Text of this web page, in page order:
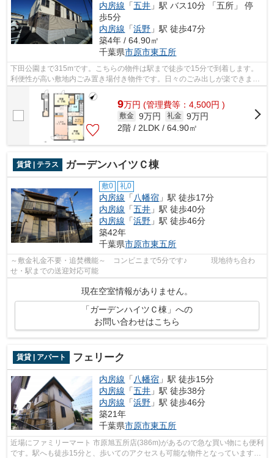
内房線 「五井 」駅 バス10分 「五所」 停
歩5分
内房線 「浜野 」駅 徒歩47分
築4年 / 64.90㎡
千葉県市原市東五所
下田公園まで315mです。こちらの物件は駅まで徒歩で15分で到着します。
利便性が高い敷地内ごみ置き場付き物件です。日々のごみ出しが楽できま
す。お家で簡単に調べものができる、イン...
9万円 (管理費等：4,500円 )
敷金 9万円 礼金 9万円
2階 / 2LDK / 64.90㎡
賃貸 | テラス ガーデンハイツＣ棟
敷0 礼0
内房線 「 八幡宿 」駅 徒歩17分
内房線 「五井 」駅 徒歩40分
内房線 「浜野 」駅 徒歩46分
築42年
千葉県市原市東五所
～敷金礼金不要・追焚機能～ コンビニまで5分です♪ 現地待ち合わ
せ・駅までの送迎対応可能
現在空室情報がありません。
「ガーデンハイツＣ棟」への
お問い合わせはこちら
賃貸 | アパート フェリーク
内房線 「 八幡宿 」駅 徒歩15分
内房線 「五井 」駅 徒歩38分
内房線 「浜野 」駅 徒歩46分
築21年
千葉県市原市東五所
近場にファミリーマート 市原旭五所店(386m)があるので急な買い物にも便利
です。駅へも徒歩15分と、歩いてのアクセスも可能な物件となっています。